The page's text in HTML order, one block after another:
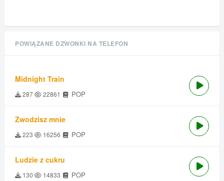
POWIĄZANE DZWONKI NA TELEFON
Midnight Train
287 22861 POP
Zwodzisz mnie
223 16256 POP
Ludzie z cukru
130 14833 POP